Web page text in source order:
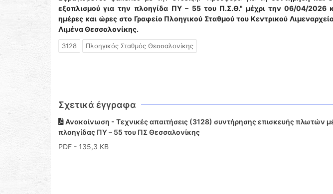
εξοπλισμού για την πλοηγίδα ΠΥ – 55 του Π.Σ.Θ." μέχρι την 06/04/2026
ημέρες και ώρες στο Γραφείο Πλοηγικού Σταθμού του Κεντρικού
Λιμένα Θεσσαλονίκης.
3128 Πλοηγικός Σταθμός Θεσσαλονίκης
Σχετικά έγγραφα
Ανακοίνωση - Τεχνικές απαιτήσεις (3128) συντήρησης επισκευής πλωτών
πλοηγίδας ΠΥ – 55 του ΠΣ Θεσσαλονίκης
PDF - 135,3 KB